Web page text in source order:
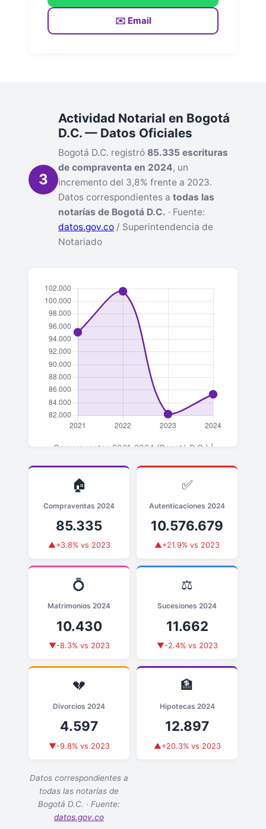
✉️ Email
3
Actividad Notarial en Bogotá
D.C. — Datos Oficiales
Bogotá D.C. registró 85.335 escrituras
de compraventa en 2024, un
incremento del 3,8% frente a 2023.
Datos correspondientes a todas las
notarías de Bogotá D.C. · Fuente:
datos.gov.co / Superintendencia de
Notariado
Compraventas 2021-2024 (Bogotá D.C.) |
🏠
Compraventas 2024
85.335
▲+3.8% vs 2023
✅
Autenticaciones 2024
10.576.679
▲+21.9% vs 2023
💍
Matrimonios 2024
10.430
▼-8.3% vs 2023
⚖️
Sucesiones 2024
11.662
▼-2.4% vs 2023
💔
Divorcios 2024
4.597
▼-9.8% vs 2023
🏦
Hipotecas 2024
12.897
▲+20.3% vs 2023
Datos correspondientes a
todas las notarías de
Bogotá D.C. · Fuente:
datos.gov.co